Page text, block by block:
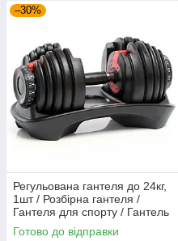
–30%
Регульована гантеля до 24кг,
1шт / Розбірна гантеля /
Гантеля для спорту / Гантель
для фітнесу
Готово до відправки